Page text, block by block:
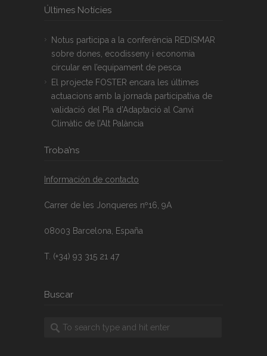
Últimes Notícies
Notus participa a la conferència REDISMAR
sobre dones, ecodisseny i economia
circular en l’equipament de pesca
El projecte FOSTER encara les últimes
actuacions amb la jornada participativa de
validació del Pla d’Adaptació al Canvi
Climàtic de l’Alt Palància
Troba’ns
Información de contacto
Carrer de les Jonqueres nº16, 9A
08003 Barcelona, España
T. (+34) 93 315 21 47
Buscar